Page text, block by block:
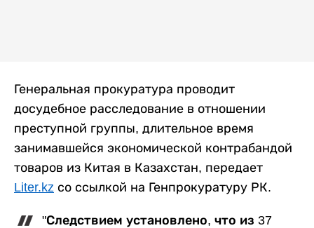
Генеральная прокуратура проводит
досудебное расследование в отношении
преступной группы, длительное время
занимавшейся экономической контрабандой
товаров из Китая в Казахстан, передает
Liter.kz со ссылкой на Генпрокуратуру РК.
"Следствием установлено, что из 37